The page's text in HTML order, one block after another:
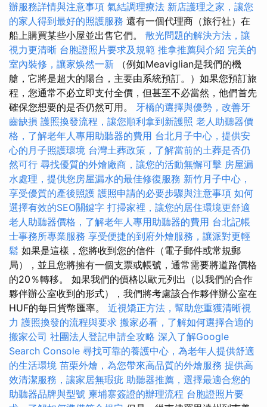
辦服務詳情與注意事項 氣結調理療法 新店護理之家，讓您
的家人得到最好的照護服務 還有一個代理商（旅行社）在
船上購買某些小屋並出售它們。 散光問題的解決方法，讓
視力更清晰 台胞證照片要求及規範 推拿推薦與介紹 完美的
室內裝修，讓家焕然一新 （例如Meaviglian是我們的機
艙，它將是超大的陽台，主要由系統預訂。）如果您預訂旅
程，您通常不必立即支付全價，但甚至不必當然，他們首先
確保您想要的是否仍然可用。 牙橋的選擇與優勢，改善牙
齒缺損 護照換發流程，讓您順利拿到新護照 老人助聽器價
格，了解老年人專用助聽器的費用 台北月子中心，提供安
心的月子照護環境 台灣土葬政策，了解當前的土葬是否仍
然可行 尋找優質的外燴廠商，讓您的活動無懈可擊 房屋漏
水處理，提供您房屋漏水的最佳修復服務 新竹月子中心，
享受優質的產後照護 護照申請的必要步驟與注意事項 如何
選擇有效的SEO關鍵字 打掃家裡，讓您的居住環境更舒適
老人助聽器價格，了解老年人專用助聽器的費用 台北記帳
士事務所專業服務 享受便捷的到府外燴服務，讓派對更輕
鬆 如果是這樣，您將收到您的信件（電子郵件或常規郵
局），並且您將擁有一個支票或帳號，通常需要將道路價格
的20％轉移。 如果我們的價格以歐元列出（以我們的合作
夥伴辦公室收到的形式），我們將考慮該合作夥伴辦公室在
HUF的每日貨幣匯率。 近視矯正方法，幫助您重獲清晰視
力 護照換發的流程與要求 搬家必看，了解如何選擇合適的
搬家公司 社團法人登記申請全攻略 深入了解Google
Search Console 尋找可靠的養護中心，為老年人提供舒適
的生活環境 苗栗外燴，為您帶來高品質的外燴服務 提供高
效清潔服務，讓家居無瑕疵 助聽器推薦，選擇最適合您的
助聽器品牌與型號 柬埔寨簽證的辦理流程 台胞證照片要